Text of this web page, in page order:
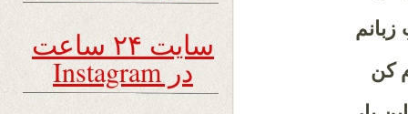
کن
سایت ۲۴ ساعت
در Instagram